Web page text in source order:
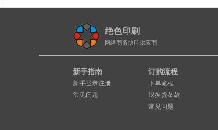
绝色印刷
网络商务快印供应商
新手指南
新手登录注册
常见问题
订购流程
下单流程
退换货条款
常见问题